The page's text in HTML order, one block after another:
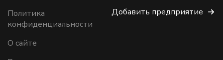
Политика
конфиденциальности
О сайте
Добавить предприятие